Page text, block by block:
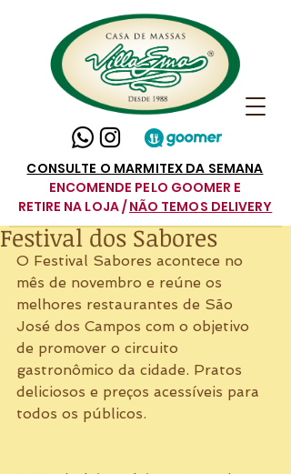
CONSULTE O MARMITEX DA SEMANA
ENCOMENDE PELO GOOMER E
RETIRE NA LOJA /NÃO TEMOS DELIVERY
Festival dos Sabores
O Festival Sabores acontece no
mês de novembro e reúne os
melhores restaurantes de São
José dos Campos com o objetivo
de promover o circuito
gastronômico da cidade. Pratos
deliciosos e preços acessíveis para
todos os públicos.